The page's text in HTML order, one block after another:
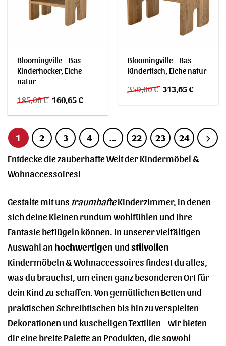
Bloomingville – Bas
Kinderhocker, Eiche
natur
185,00€ Ursprünglicher
Preis
war:
160,65€Aktueller
ist:
Bloomingville – Bas
Kindertisch, Eiche natur
359,00€ Ursprünglicher
Preis
war:
313,65€Aktueller
ist:
1 2 3 4 … 22 23 24
Entdecke die zauberhafte Welt der Kindermöbel &
Wohnaccessoires!
Gestalte mit uns traumhafteKinderzimmer, in denen
sich deine Kleinen rundum wohlfühlen und ihre
Fantasie beflügeln können. In unserer vielfältigen
Auswahl an hochwertigen undstilvollen
Kindermöbeln & Wohnaccessoires findest du alles,
was du brauchst, um einen ganz besonderen Ort für
dein Kind zu schaffen. Von gemütlichen Betten und
praktischen Schreibtischen bis hin zu verspielten
Dekorationen und kuscheligen Textilien – wir bieten
dir eine breite Palette an Produkten, die sowohl